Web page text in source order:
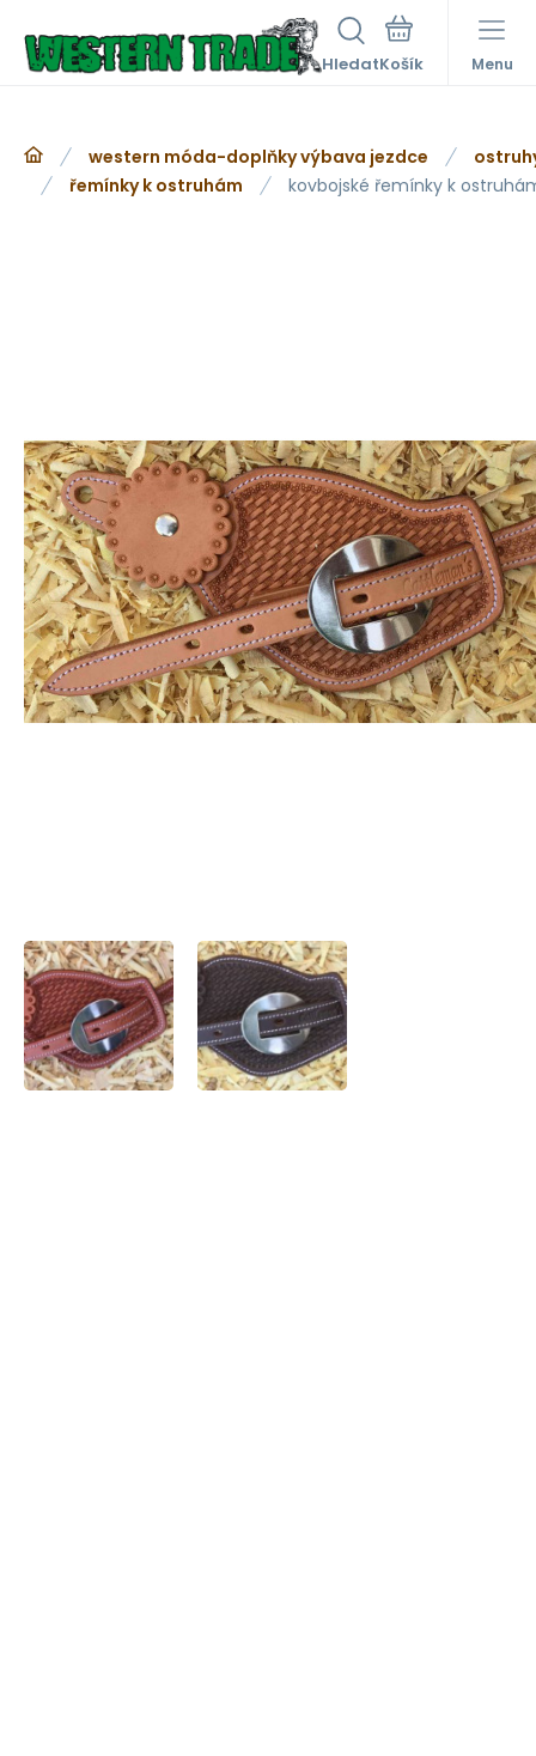
Hledat Menu
western móda-doplňky výbava jezdce
řemínky k ostruhám
kovbojské řemínky k